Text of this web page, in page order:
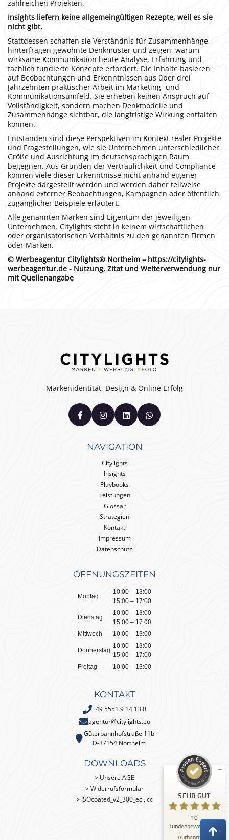
zahlreichen Projekten.
Insights liefern keine allgemeingültigen Rezepte, weil es sie
nicht gibt.
Stattdessen schaffen sie Verständnis für Zusammenhänge,
hinterfragen gewohnte Denkmuster und zeigen, warum
wirksame Kommunikation heute Analyse, Erfahrung und
fachlich fundierte Konzepte erfordert. Die Inhalte basieren
auf Beobachtungen und Erkenntnissen aus über drei
Jahrzehnten praktischer Arbeit im Marketing- und
Kommunikationsumfeld. Sie erheben keinen Anspruch auf
Vollständigkeit, sondern machen Denkmodelle und
Zusammenhänge sichtbar, die langfristige Wirkung entfalten
können.
Entstanden sind diese Perspektiven im Kontext realer Projekte
und Fragestellungen, wie sie Unternehmen unterschiedlicher
Größe und Ausrichtung im deutschsprachigen Raum
begegnen. Aus Gründen der Vertraulichkeit und Compliance
können viele dieser Erkenntnisse nicht anhand eigener
Projekte dargestellt werden und werden daher teilweise
anhand externer Beobachtungen, Kampagnen oder öffentlich
zugänglicher Beispiele erläutert.
Alle genannten Marken sind Eigentum der jeweiligen
Unternehmen. Citylights steht in keinem wirtschaftlichen
oder organisatorischen Verhältnis zu den genannten Firmen
oder Marken.
© Werbeagentur Citylights® Northeim – https://citylights-
werbeagentur.de - Nutzung, Zitat und Weiterverwendung nur
mit Quellenangabe
Markenidentität, Design & Online Erfolg
NAVIGATION
Citylights
Insights
Playbooks
Leistungen
Glossar
Strategien
Kontakt
Impressum
Datenschutz
ÖFFNUNGSZEITEN
Montag
10:00 – 13:00
15:00 – 17:00
Dienstag
10:00 – 13:00
15:00 – 17:00
Mittwoch
10:00 – 13:00
Donnerstag
10:00 – 13:00
15:00 – 17:00
Freitag
10:00 – 13:00
KONTAKT
+49 5551 9 14 13 0
agentur@citylights.eu
Güterbahnhofstraße 11b
D-37154 Northeim
DOWNLOADS
> Unsere AGB
> Widerrufsformular
> ISOcoated_v2_300_eci.icc
SEHR GUT
10
Kundenbewertungen
Authentizität
Kundenbewertungen und Erfahrungen zu
ProvenExpert.com
SEHR GUT
5,00
/
5,00
Bewertungen auf ProvenExpert.com
Erfahren Sie mehr über dieses Bewertungssiegel
04.08.2026